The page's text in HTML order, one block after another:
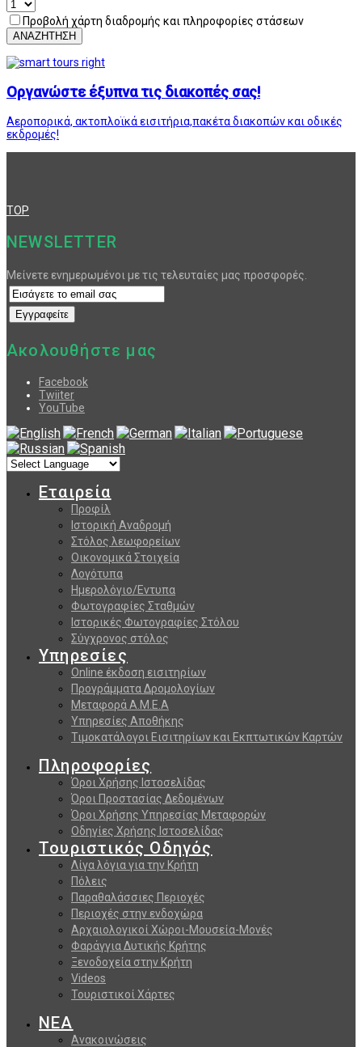
Προβολή χάρτη διαδρομής και πληροφορίες στάσεων
ΑΝΑΖΗΤΗΣΗ
Οργανώστε έξυπνα τις διακοπές σας!
Αεροπορικά, ακτοπλοϊκά εισιτήρια,πακέτα διακοπών και οδικές
εκδρομές!
TOP
NEWSLETTER
Μείνετε ενημερωμένοι με τις τελευταίες μας προσφορές.
Ακολουθήστε μας
Facebook
Twiiter
YouTube
Εταιρεία
Προφίλ
Ιστορική Αναδρομή
Στόλος λεωφορείων
Οικονομικά Στοιχεία
Λογότυπα
Ημερολόγιο/Εντυπα
Φωτογραφίες Σταθμών
Ιστορικές Φωτογραφίες Στόλου
Σύγχρονος στόλος
Υπηρεσίες
Online έκδοση εισιτηρίων
Προγράμματα Δρομολογίων
Μεταφορά Α.Μ.Ε.Α
Υπηρεσίες Αποθήκης
Τιμοκατάλογοι Εισιτηρίων και Εκπτωτικών Καρτών
Πληροφορίες
Όροι Χρήσης Ιστοσελίδας
Όροι Προστασίας Δεδομένων
Όροι Χρήσης Υπηρεσίας Μεταφορών
Οδηγίες Χρήσης Ιστοσελίδας
Τουριστικός Οδηγός
Λίγα λόγια για την Κρήτη
Πόλεις
Παραθαλάσσιες Περιοχές
Περιοχές στην ενδοχώρα
Αρχαιολογικοί Χώροι-Μουσεία-Μονές
Φαράγγια Δυτικής Κρήτης
Ξενοδοχεία στην Κρήτη
Videos
Τουριστικοί Χάρτες
ΝΕΑ
Ανακοινώσεις